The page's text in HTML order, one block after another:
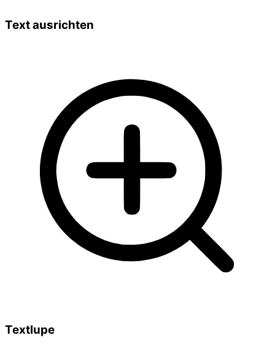
Text ausrichten
Textlupe